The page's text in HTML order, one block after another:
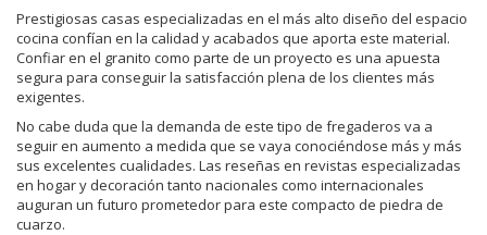
Prestigiosas casas especializadas en el más alto diseño del espacio
cocina confían en la calidad y acabados que aporta este material.
Confiar en el granito como parte de un proyecto es una apuesta
segura para conseguir la satisfacción plena de los clientes más
exigentes.
No cabe duda que la demanda de este tipo de fregaderos va a
seguir en aumento a medida que se vaya conociéndose más y más
sus excelentes cualidades. Las reseñas en revistas especializadas
en hogar y decoración tanto nacionales como internacionales
auguran un futuro prometedor para este compacto de piedra de
cuarzo.